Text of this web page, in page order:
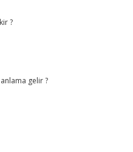
?
gelir ?